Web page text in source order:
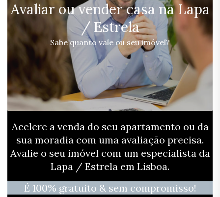
Avaliar ou vender casa na Lapa
/ Estrela
Sabe quanto vale ou seu imóvel?
Acelere a venda do seu apartamento ou da
sua moradia com uma avaliação precisa.
Avalie o seu imóvel com um especialista da
Lapa / Estrela em Lisboa.
É 100% gratuito & sem compromisso!